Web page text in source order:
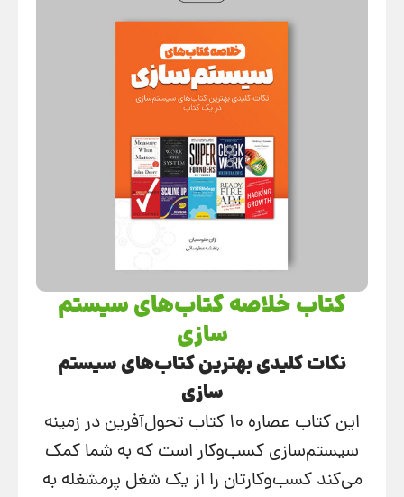
کتاب خلاصه کتاب‌های سیستم
سازی
نکات کلیدی بهترین کتاب‌های سیستم
‌سازی
این کتاب عصاره ۱۰ کتاب تحول‌آفرین در زمینه
سیستم‌سازی کسب‌وکار است که به شما کمک
می‌کند کسب‌وکارتان را از یک شغل پرمشغله به